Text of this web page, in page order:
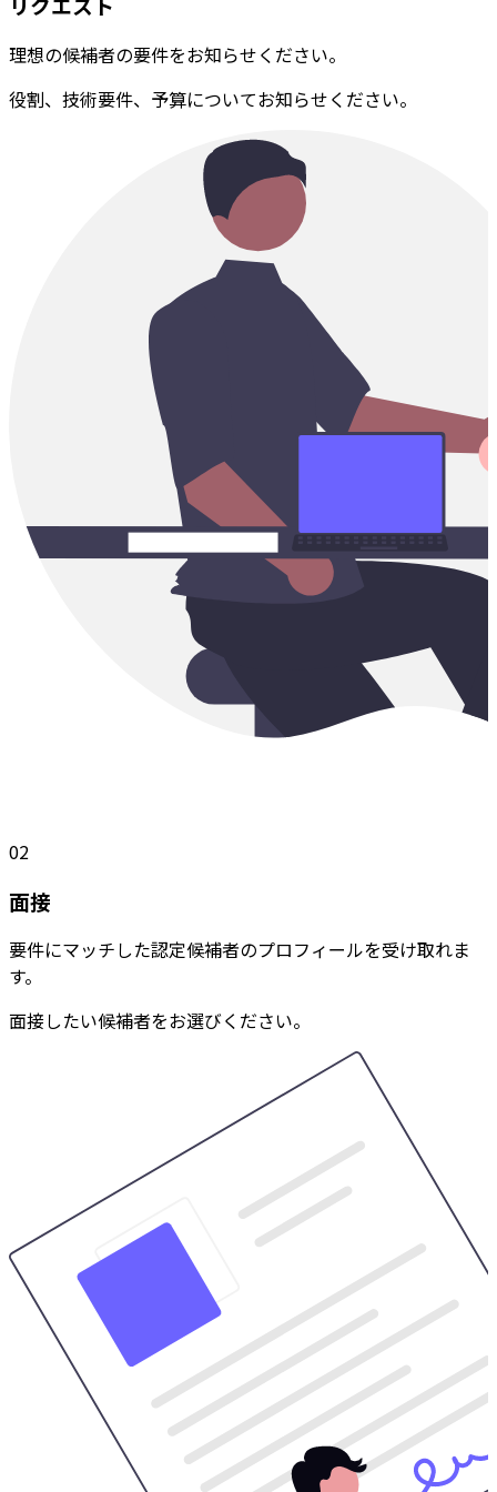
理想の候補者の要件をお知らせください。
役割、技術要件、予算についてお知らせください。
02
面接
要件にマッチした認定候補者のプロフィールを受け取れま
す。
面接したい候補者をお選びください。